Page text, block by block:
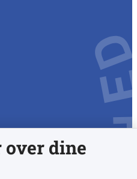
over dine